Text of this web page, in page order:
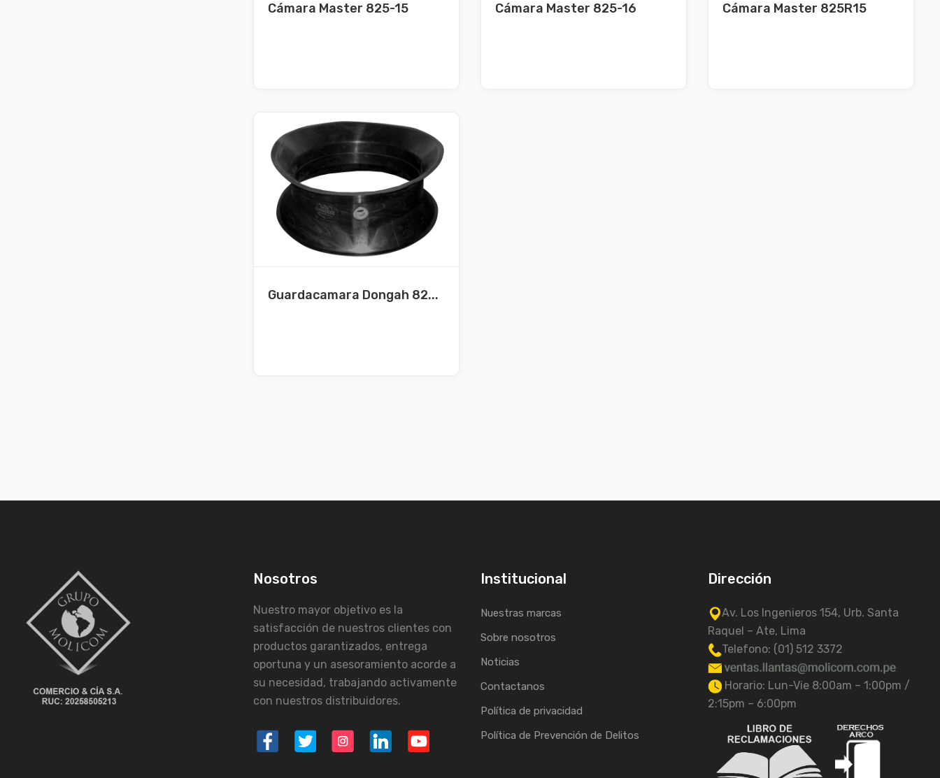
Cámara Master 825-15 Cámara Master 825-16 Cámara Master 825R15
Guardacamara Dongah 82...
Nosotros
Nuestro mayor objetivo es la
satisfacción de nuestros clientes con
productos garantizados, entrega
oportuna y un asesoramiento acorde a
su necesidad, trabajando activamente
con nuestros distribuidores.
Institucional
Nuestras marcas
Sobre nosotros
Noticias
Contactanos
Política de privacidad
Política de Prevención de Delitos
Dirección
Av. Los Ingenieros 154, Urb. Santa
Raquel – Ate, Lima
Telefono: (01) 512 3372
Horario: Lun-Vie 8:00am – 1:00pm /
2:15pm – 6:00pm